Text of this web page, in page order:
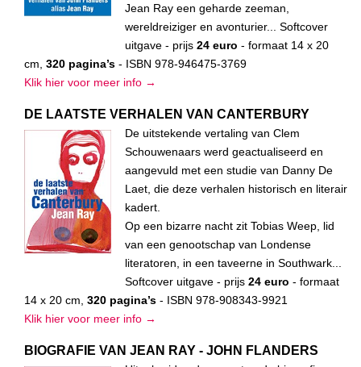
Jean Ray een geharde zeeman,
wereldreiziger en avonturier... Softcover
uitgave - prijs 24 euro - formaat 14 x 20
cm, 320 pagina’s - ISBN 978-946475-3769
Klik hier voor meer info →
DE LAATSTE VERHALEN VAN CANTERBURY
De uitstekende vertaling van Clem
Schouwenaars werd geactualiseerd en
aangevuld met een studie van Danny De
Laet, die deze verhalen historisch en literair
kadert.
Op een bizarre nacht zit Tobias Weep, lid
van een genootschap van Londense
literatoren, in een taveerne in Southwark...
Softcover uitgave - prijs 24 euro - formaat
14 x 20 cm, 320 pagina’s - ISBN 978-908343-9921
Klik hier voor meer info →
BIOGRAFIE VAN JEAN RAY - JOHN FLANDERS